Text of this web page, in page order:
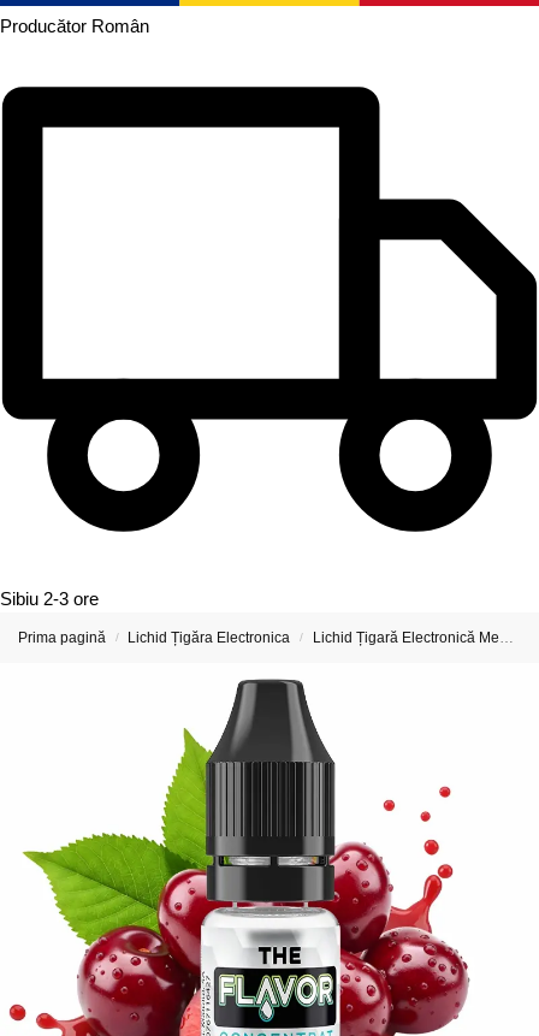
Producător Român
Sibiu 2-3 ore
Prima pagină / Lichid Țigăra Electronica / Lichid Țigară Electronică Mentol – Menthol E-Liquid